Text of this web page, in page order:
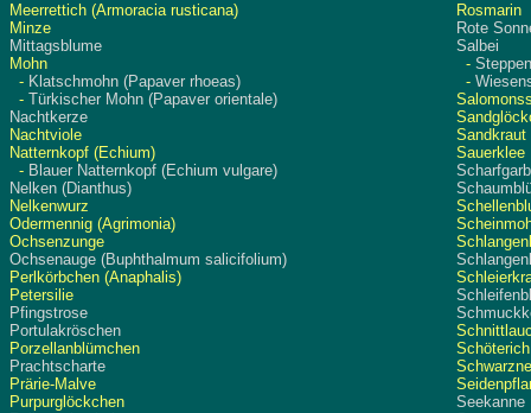
Meerrettich (Armoracia rusticana)
Minze
Mittagsblume
Mohn
- Klatschmohn (Papaver rhoeas)
- Türkischer Mohn (Papaver orientale)
Nachtkerze
Nachtviole
Natternkopf (Echium)
- Blauer Natternkopf (Echium vulgare)
Nelken (Dianthus)
Nelkenwurz
Odermennig (Agrimonia)
Ochsenzunge
Ochsenauge (Buphthalmum salicifolium)
Perlkörbchen (Anaphalis)
Petersilie
Pfingstrose
Portulakröschen
Porzellanblümchen
Prachtscharte
Prärie-Malve
Purpurglöckchen
Rosmarin
Rote
Salbei
-
-
Sandkraut
Sauerklee
Seekanne